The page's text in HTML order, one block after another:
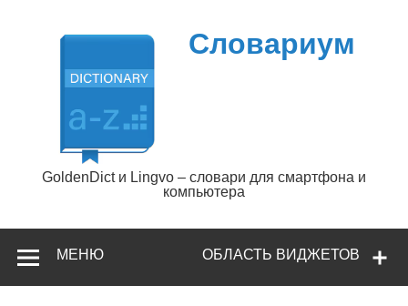
содержимому
Словариум
GoldenDict и Lingvo – словари для смартфона и
компьютера
ОБЛАСТЬ ВИДЖЕТОВ
МЕНЮ